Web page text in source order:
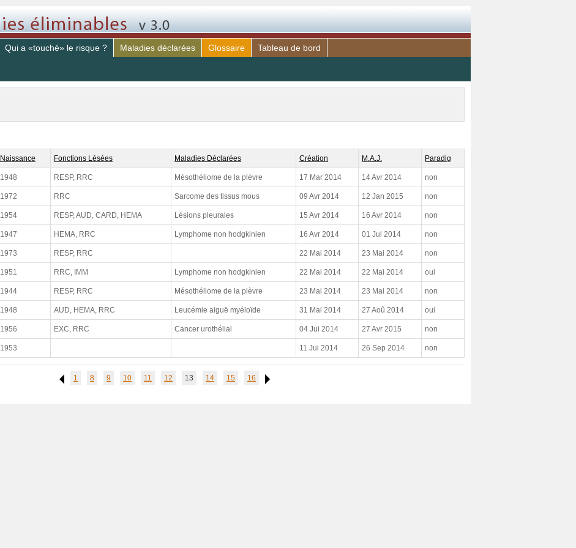
Qui a «touché» le risque ? Maladies déclarées Glossaire Tableau de bord
Naissance Fonctions Lésées Maladies Déclarées Création M.A.J. Paradig
1948 RESP, RRC Mésothéliome de la plèvre 17 Mar 2014 14 Avr 2014 non
1972 RRC Sarcome des tissus mous 09 Avr 2014 12 Jan 2015 non
1954 RESP, AUD, CARD, HEMA Lésions pleurales 15 Avr 2014 16 Avr 2014 non
1947 HEMA, RRC Lymphome non hodgkinien 16 Avr 2014 01 Jul 2014 non
1973 RESP, RRC 22 Mai 2014 23 Mai 2014 non
1951 RRC, IMM Lymphome non hodgkinien 22 Mai 2014 22 Mai 2014 oui
1944 RESP, RRC Mésothéliome de la plèvre 23 Mai 2014 23 Mai 2014 non
1948 AUD, HEMA, RRC Leucémie aiguë myéloïde 31 Mai 2014 27 Aoû 2014 oui
1956 EXC, RRC Cancer urothélial 04 Jui 2014 27 Avr 2015 non
1953 11 Jui 2014 26 Sep 2014 non
Previous
1 8 9 10 11 12 13 14 15
16